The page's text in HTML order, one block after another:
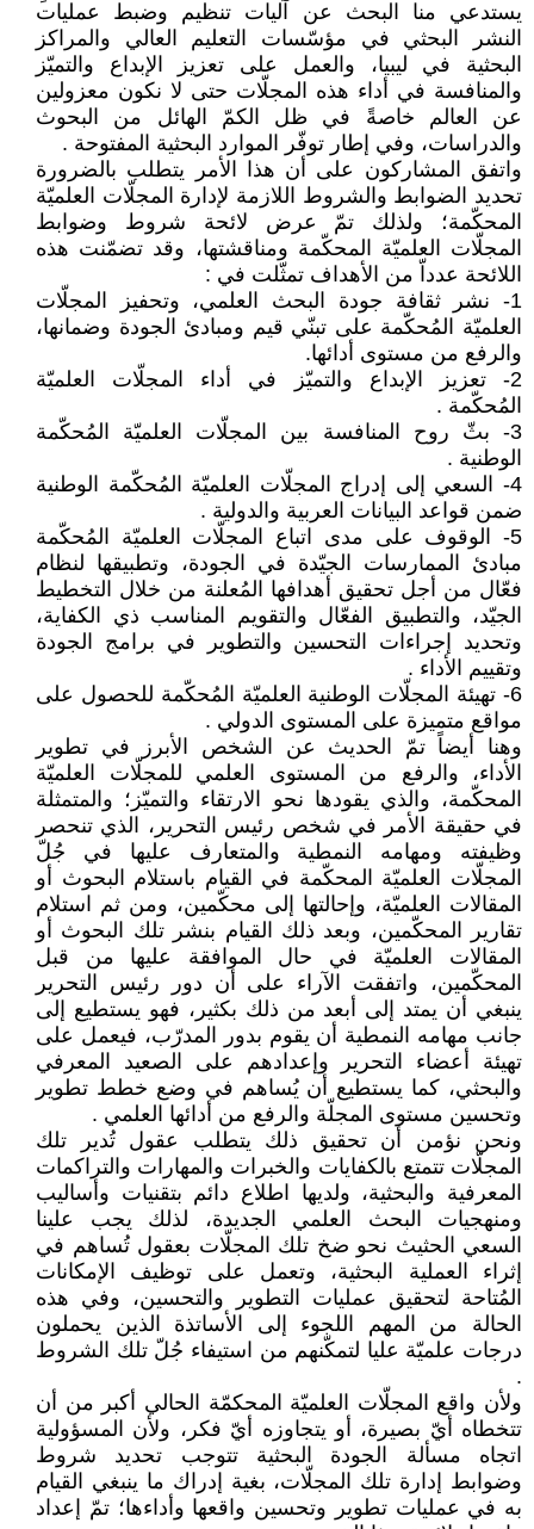
يستدعي منا البحث عن آليات تنظيم وضبط عمليات
النشر البحثي في مؤسّسات التعليم العالي والمراكز
البحثية في ليبيا، والعمل على تعزيز الإبداع والتميّز
والمنافسة في أداء هذه المجلّات حتى لا نكون معزولين
عن العالم خاصةً في ظل الكمّ الهائل من البحوث
والدراسات، وفي إطار توفّر الموارد البحثية المفتوحة .
واتفق المشاركون على أن هذا الأمر يتطلب بالضرورة
تحديد الضوابط والشروط اللازمة لإدارة المجلّات العلميّة
المحكّمة؛ ولذلك تمّ عرض لائحة شروط وضوابط
المجلّات العلميّة المحكّمة ومناقشتها، وقد تضمّنت هذه
اللائحة عدداّ من الأهداف تمثّلت في :
1- نشر ثقافة جودة البحث العلمي، وتحفيز المجلّات
العلميّة المُحكّمة على تبنّي قيم ومبادئ الجودة وضمانها،
والرفع من مستوى أدائها.
2- تعزيز الإبداع والتميّز في أداء المجلّات العلميّة
المُحكّمة .
3- بثّ روح المنافسة بين المجلّات العلميّة المُحكّمة
الوطنية .
4- السعي إلى إدراج المجلّات العلميّة المُحكّمة الوطنية
ضمن قواعد البيانات العربية والدولية .
5- الوقوف على مدى اتباع المجلّات العلميّة المُحكّمة
مبادئ الممارسات الجيّدة في الجودة، وتطبيقها لنظام
فعّال من أجل تحقيق أهدافها المُعلنة من خلال التخطيط
الجيّد، والتطبيق الفعّال والتقويم المناسب ذي الكفاية،
وتحديد إجراءات التحسين والتطوير في برامج الجودة
وتقييم الأداء .
6- تهيئة المجلّات الوطنية العلميّة المُحكّمة للحصول على
مواقع متميزة على المستوى الدولي .
وهنا أيضاً تمّ الحديث عن الشخص الأبرز في تطوير
الأداء، والرفع من المستوى العلمي للمجلّات العلميّة
المحكّمة، والذي يقودها نحو الارتقاء والتميّز؛ والمتمثلة
في حقيقة الأمر في شخص رئيس التحرير، الذي تنحصر
وظيفته ومهامه النمطية والمتعارف عليها في جُلّ
المجلّات العلميّة المحكّمة في القيام باستلام البحوث أو
المقالات العلميّة، وإحالتها إلى محكّمين، ومن ثم استلام
تقارير المحكّمين، وبعد ذلك القيام بنشر تلك البحوث أو
المقالات العلميّة في حال الموافقة عليها من قبل
المحكّمين، واتفقت الآراء على أن دور رئيس التحرير
ينبغي أن يمتد إلى أبعد من ذلك بكثير، فهو يستطيع إلى
جانب مهامه النمطية أن يقوم بدور المدرّب، فيعمل على
تهيئة أعضاء التحرير وإعدادهم على الصعيد المعرفي
والبحثي، كما يستطيع أن يُساهم في وضع خطط تطوير
وتحسين مستوى المجلّة والرفع من أدائها العلمي .
ونحن نؤمن أن تحقيق ذلك يتطلب عقول تُدير تلك
المجلّات تتمتع بالكفايات والخبرات والمهارات والتراكمات
المعرفية والبحثية، ولديها اطلاع دائم بتقنيات وأساليب
ومنهجيات البحث العلمي الجديدة، لذلك يجب علينا
السعي الحثيث نحو ضخ تلك المجلّات بعقول تُساهم في
إثراء العملية البحثية، وتعمل على توظيف الإمكانات
المُتاحة لتحقيق عمليات التطوير والتحسين، وفي هذه
الحالة من المهم اللجوء إلى الأساتذة الذين يحملون
درجات علميّة عليا لتمكّنهم من استيفاء جُلّ تلك الشروط
.
ولأن واقع المجلّات العلميّة المحكمّة الحالي أكبر من أن
تتخطاه أيّ بصيرة، أو يتجاوزه أيّ فكر، ولأن المسؤولية
اتجاه مسألة الجودة البحثية تتوجب تحديد شروط
وضوابط إدارة تلك المجلّات، بغية إدراك ما ينبغي القيام
به في عمليات تطوير وتحسين واقعها وأداءها؛ تمّ إعداد